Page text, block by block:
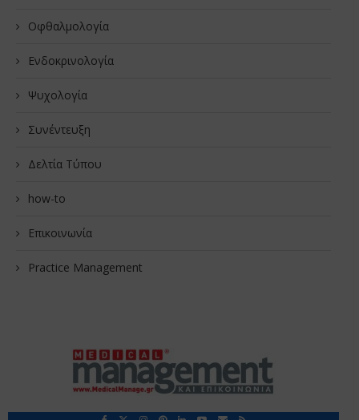
Οφθαλμολογία
Ενδοκρινολογία
Ψυχολογία
Συνέντευξη
Δελτία Τύπου
how-to
Επικοινωνία
Practice Management